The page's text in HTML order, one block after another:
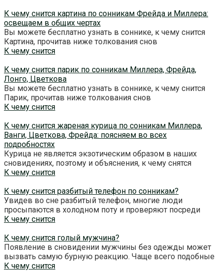
К чему снится картина по сонникам Фрейда и Миллера:
освещаем в общих чертах
Вы можете бесплатно узнать в соннике, к чему снится
Картина, прочитав ниже толкования снов
К чему снится
К чему снится парик по сонникам Миллера, Фрейда,
Лонго, Цветкова
Вы можете бесплатно узнать в соннике, к чему снится
Парик, прочитав ниже толкования снов
К чему снится
К чему снится жареная курица по сонникам Миллера,
Ванги, Цветкова, Фрейда: поясняем во всех
подробностях
Курица не является экзотическим образом в наших
сновидениях, поэтому и объяснения, к чему снятся
К чему снится
К чему снится разбитый телефон по сонникам?
Увидев во сне разбитый телефон, многие люди
просыпаются в холодном поту и проверяют посреди
К чему снится
К чему снится голый мужчина?
Появление в сновидении мужчины без одежды может
вызвать самую бурную реакцию. Чаще всего подобные
К чему снится